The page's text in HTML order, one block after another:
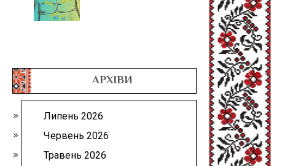
АРХІВИ
Липень 2026
Червень 2026
Травень 2026